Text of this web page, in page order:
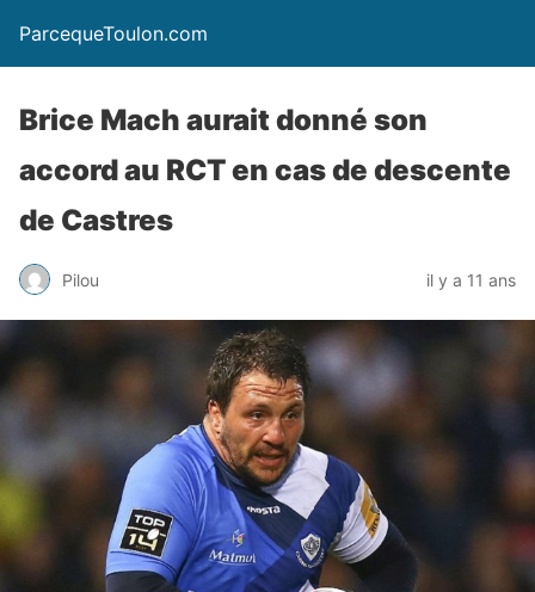
ParcequeToulon.com
Brice Mach aurait donné son
accord au RCT en cas de descente
de Castres
Pilou il y a 11 ans